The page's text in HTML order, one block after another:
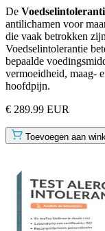
De
antilichamen voor
die vaak betrokken
Voedselintolerantie
bepaalde
vermoeidheid, maag-
hoofdpijn.
€ 289.99 EUR
Toevoegen aan